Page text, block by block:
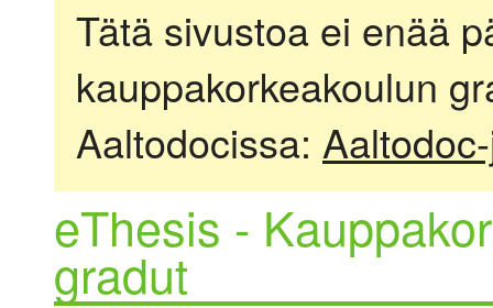
Tätä sivustoa ei enää
kauppakorkeakoulun
Aaltodocissa:
eThesis -
gradut